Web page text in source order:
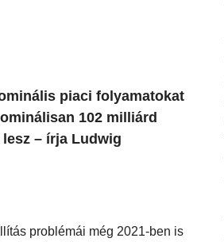
piaci folyamatokat
102 milliárd
– írja Ludwig
problémái még 2021-ben is